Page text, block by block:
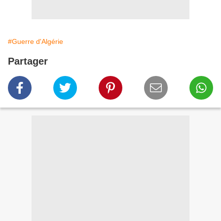
#Guerre d'Algérie
Partager